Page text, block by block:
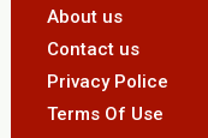
About us
Contact us
Privacy Police
Terms Of Use